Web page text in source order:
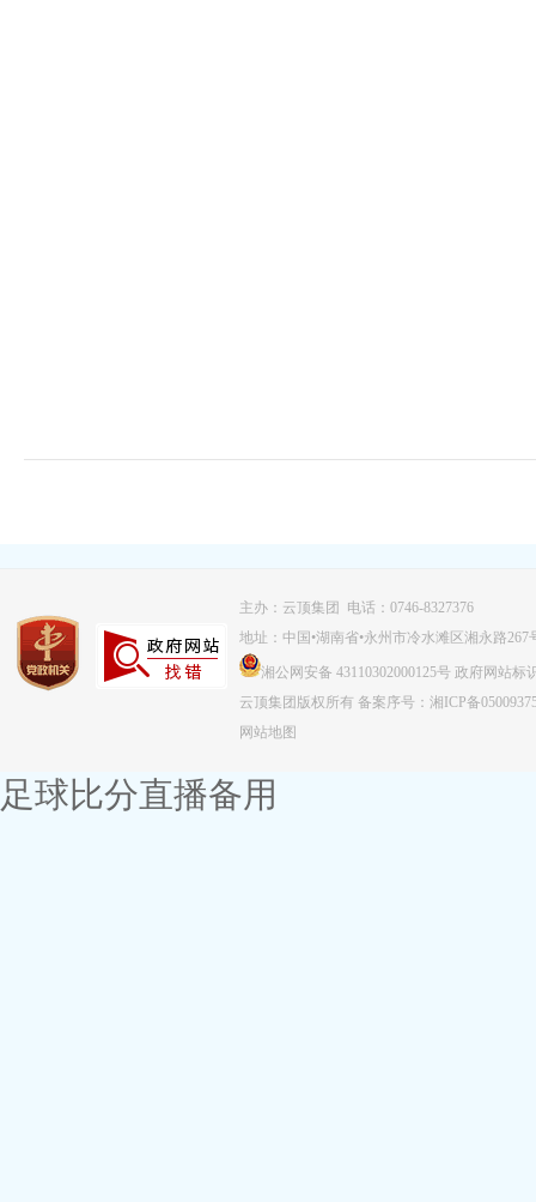
主办：云顶集团 电话：0746-8327376
地址：中国•湖南省•永州市冷水滩区湘永路267
湘公网安备 43110302000125号 政府网站标
云顶集团版权所有 备案序号：湘ICP备
网站地图
足球比分直播备用